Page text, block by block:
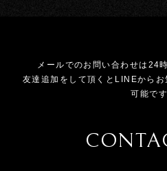
メールでのお問い合わせは24
友達追加をして頂くとLINEから
可能です